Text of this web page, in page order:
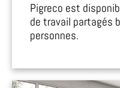
Pigreco est
de travail partagés
personnes.